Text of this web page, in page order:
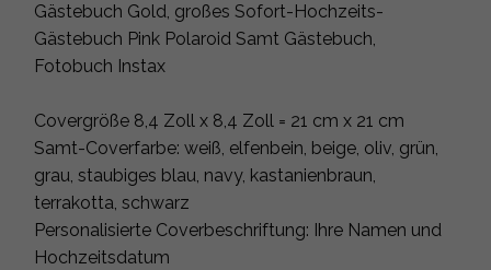
Gästebuch Gold, großes Sofort-Hochzeits-
Gästebuch Pink Polaroid Samt Gästebuch,
Fotobuch Instax
Covergröße 8,4 Zoll x 8,4 Zoll = 21 cm x 21 cm
Samt-Coverfarbe: weiß, elfenbein, beige, oliv, grün,
grau, staubiges blau, navy, kastanienbraun,
terrakotta, schwarz
Personalisierte Coverbeschriftung: Ihre Namen und
Hochzeitsdatum